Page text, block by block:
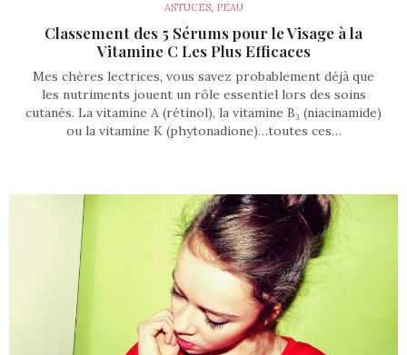
ASTUCES, PEAU
Classement des 5 Sérums pour le Visage à la
Vitamine C Les Plus Efficaces
Mes chères lectrices, vous savez probablement déjà que
les nutriments jouent un rôle essentiel lors des soins
cutanés. La vitamine A (rétinol), la vitamine B₃ (niacinamide)
ou la vitamine K (phytonadione)…toutes ces…